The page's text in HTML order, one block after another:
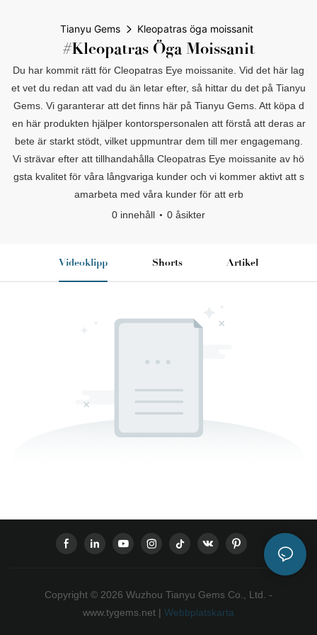
Tianyu Gems Kleopatras öga moissanit
#Kleopatras Öga Moissanit
Du har kommit rätt för Cleopatras Eye moissanite. Vid det här lag
et vet du redan att vad du än letar efter, så hittar du det på Tianyu
Gems. Vi garanterar att det finns här på Tianyu Gems. Att köpa d
en här produkten hjälper kontorspersonalen att förstå att deras ar
bete är starkt stödt, vilket uppmuntrar dem till mer engagemang.
Vi strävar efter att tillhandahålla Cleopatras Eye moissanite av hö
gsta kvalitet för våra långvariga kunder och vi kommer aktivt att s
amarbeta med våra kunder för att erb
0 innehåll
0 åsikter
Videoklipp Shorts Artikel
Copyright © 2026 Wuzhou Tianyu Gems Co., Ltd. -
www.tygems.net | Webbplatskarta